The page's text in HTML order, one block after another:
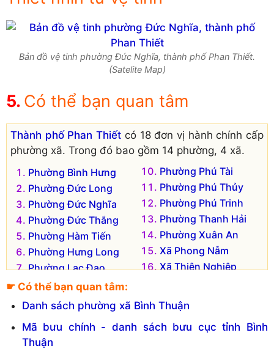
Bản đồ vệ tinh phường Đức Nghĩa, thành phố Phan Thiết.
(Satelite Map)
Có thể bạn quan tâm
Thành phố Phan Thiết có 18 đơn vị hành chính cấp
phường xã. Trong đó bao gồm 14 phường, 4 xã.
Phường Bình Hưng
Phường Đức Long
Phường Đức Nghĩa
Phường Đức Thắng
Phường Hàm Tiến
Phường Hưng Long
Phường Lạc Đạo
Phường Mũi Né
Phường Phú Hài
Phường Phú Tài
Phường Phú Thủy
Phường Phú Trinh
Phường Thanh Hải
Phường Xuân An
Xã Phong Nẫm
Xã Thiện Nghiệp
Xã Tiến Thành
☛ Có thể bạn quan tâm:
Danh sách phường xã Bình Thuận
Mã bưu chính - danh sách bưu cục tỉnh Bình
Thuận